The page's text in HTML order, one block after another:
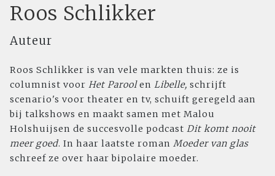
Roos Schlikker
Auteur
Roos Schlikker is van vele markten thuis: ze is
columnist voor Het Paroolen Libelle, schrijft
scenario's voor theater en tv, schuift geregeld aan
bij talkshows en maakt samen met Malou
Holshuijsen de succesvolle podcast Dit komt nooit
meer goed. In haar laatste roman Moeder van glas
schreef ze over haar bipolaire moeder.